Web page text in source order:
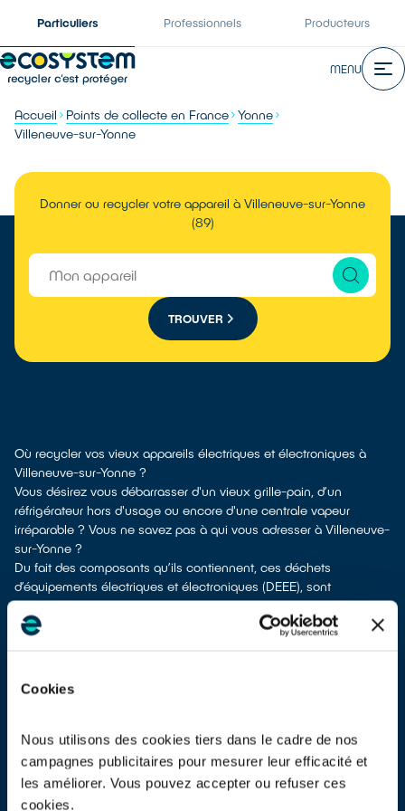
Cookies
Nous utilisons des cookies tiers dans le cadre de nos
campagnes publicitaires pour mesurer leur efficacité et
les améliorer. Vous pouvez accepter ou refuser ces
cookies.
Particuliers Professionnels Producteurs
MENU
Accueil Points de collecte en France Yonne
Villeneuve-sur-Yonne
Donner ou recycler votre appareil à Villeneuve-sur-Yonne
(89)
TROUVER
Où recycler vos vieux appareils électriques et électroniques à
Villeneuve-sur-Yonne ?
Vous désirez vous débarrasser d'un vieux grille-pain, d’un
réfrigérateur hors d'usage ou encore d'une centrale vapeur
irréparable ? Vous ne savez pas à qui vous adresser à Villeneuve-
sur-Yonne ?
Du fait des composants qu’ils contiennent, ces déchets
d’équipements électriques et électroniques (DEEE), sont
considérés comme des déchets dangereux et doivent être
dépollués avant d’être recyclés. Ils ne doivent pas être jetés à la
impossible leur dépollution et leur recyclage.
Différents choix s'offrent à vous :
don à une association caricative si votre équipement est
fonctionnel ou réparable